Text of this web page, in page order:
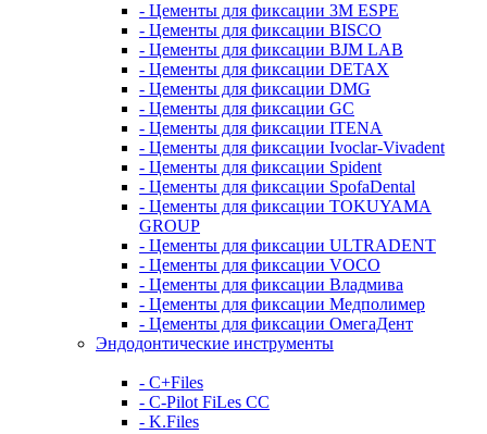
- Цементы для фиксации 3M ESPE
- Цементы для фиксации BISCO
- Цементы для фиксации BJM LAB
- Цементы для фиксации DETAX
- Цементы для фиксации DMG
- Цементы для фиксации GC
- Цементы для фиксации ITENA
- Цементы для фиксации Ivoclar-Vivadent
- Цементы для фиксации Spident
- Цементы для фиксации SpofaDental
- Цементы для фиксации TOKUYAMA
GROUP
- Цементы для фиксации ULTRADENT
- Цементы для фиксации VOCO
- Цементы для фиксации Владмива
- Цементы для фиксации Медполимер
- Цементы для фиксации ОмегаДент
Эндодонтические инструменты
- C+Files
- C-Pilot FiLes CC
- K.Files